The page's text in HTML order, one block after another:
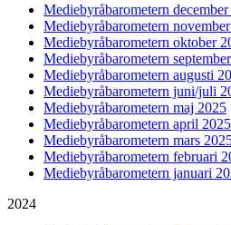
Mediebyråbarometern
Mediebyråbarometern
Mediebyråbarometern oktober
Mediebyråbarometern
Mediebyråbarometern augusti
Mediebyråbarometern juni/juli
Mediebyråbarometern maj 2025
Mediebyråbarometern april 2025
Mediebyråbarometern mars
Mediebyråbarometern februari
Mediebyråbarometern januari
2024